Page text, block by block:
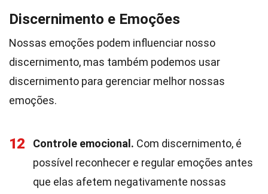
Discernimento e Emoções
Nossas emoções podem influenciar nosso
discernimento, mas também podemos usar
discernimento para gerenciar melhor nossas
emoções.
12 Controle emocional. Com discernimento, é
possível reconhecer e regular emoções antes
que elas afetem negativamente nossas